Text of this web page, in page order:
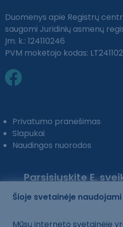
Duomenys apie Registrų
saugomi Juridinių asmenų
Įm. k.: 124110246
PVM mokėtojo kodas:
Privatumo pranešimas
Slapukai
Naudingos nuorodos
Parsisiųskite E.
Šioje svetainėje
Mūsų interneto svetainėje